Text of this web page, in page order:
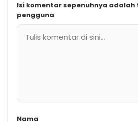
Isi komentar sepenuhnya
pengguna
Nama